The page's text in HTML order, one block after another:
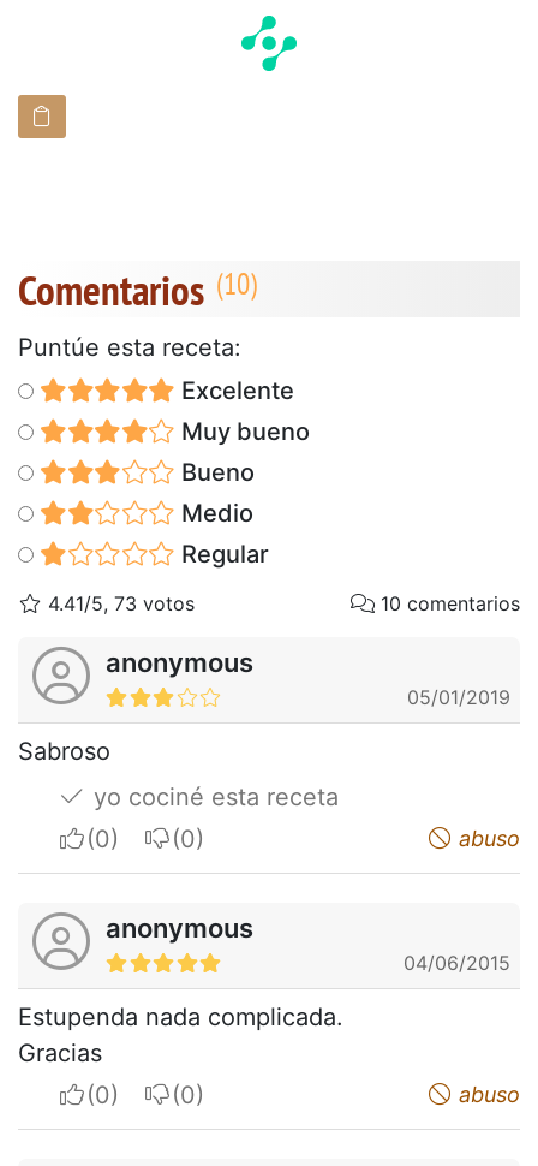
Comentarios
Puntúe esta receta:
Excelente
Muy bueno
Bueno
Medio
Regular
4.41/5, 73 votos 10 comentarios
anonymous
05/01/2019
Sabroso
yo cociné esta receta
I apreciateI do not appreciate abuso
anonymous
04/06/2015
Estupenda nada complicada.
Gracias
I apreciateI do not appreciate abuso